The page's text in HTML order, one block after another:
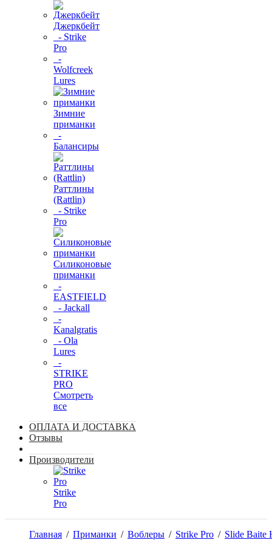
Джеркбейт
- Strike
Pro
-
Wolfcreek
Lures
Зимние
приманки
-
Балансиры
Раттлины
(Rattlin)
- Strike
Pro
Силиконовые
приманки
-
EASTFIELD
- Jackall
-
Kanalgratis
- Ola
Lures
-
STRIKE
PRO
Смотреть
все
ОПЛАТА И ДОСТАВКА
Отзывы
Производители
Strike
Pro
Главная / Приманки / Воблеры / Strike Pro / Slide Baite